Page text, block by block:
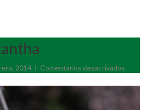
2014 | Comentarios desactivados